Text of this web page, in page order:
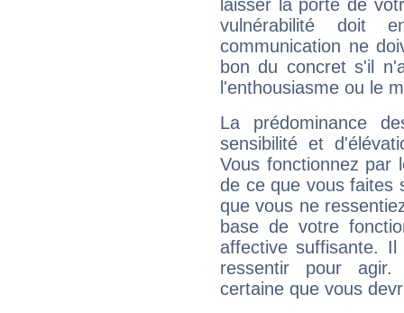
laisser la porte de
vulnérabilité doit
communication ne
bon du concret s'il
l'enthousiasme ou le
La prédominance
sensibilité et
Vous fonctionnez
de ce que vous faites
que vous ne
base de votre
affective suffisante.
ressentir pour agir.
certaine que vous